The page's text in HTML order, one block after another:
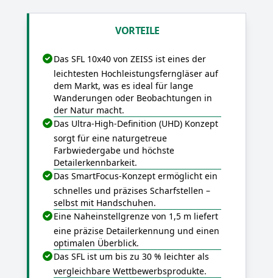
VORTEILE
Das SFL 10x40 von ZEISS ist eines der
leichtesten Hochleistungsferngläser auf
dem Markt, was es ideal für lange
Wanderungen oder Beobachtungen in
der Natur macht.
Das Ultra-High-Definition (UHD) Konzept
sorgt für eine naturgetreue
Farbwiedergabe und höchste
Detailerkennbarkeit.
Das SmartFocus-Konzept ermöglicht ein
schnelles und präzises Scharfstellen –
selbst mit Handschuhen.
Eine Naheinstellgrenze von 1,5 m liefert
eine präzise Detailerkennung und einen
optimalen Überblick.
Das SFL ist um bis zu 30 % leichter als
vergleichbare Wettbewerbsprodukte.